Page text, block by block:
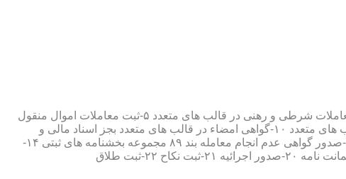
۱-ثبت اسناد مطابق مقررات قانونی ۲-ارائه مواد مصدق از اسناد ثبت شده ۳-تصدیق صحت امضاء،قبول و حفظ اسناد امانتی ۴-ثبت معاملات شرطی و رهنی در قالب های متعدد ۵-ثبت معاملات اموال منقول
۶-ثبت معاملات اموال غیر منقول ۷-ثبت وصیت در قالبهای عهدی و تکمیلی ۸-ثبت اقرارنامه در قالب های متعدد ۹-ثبت وکالت در قالب های متعدد ۱۰-گواهی امضاء در قالب های متعدد بجز اسناد مالی و
معاملاتی ۱۱-تصدیق کپی اسناد و اوراق مراجعین ۱۲-دریافت قبوض سپرده مستاجرین در قالب بند ۵۲ مجموعه بخشنامه های ثبتی ۱۳-صدور گواهی عدم انجام معامله بند ۸۹ مجموعه بخشنامه های ثبتی ۱۴-